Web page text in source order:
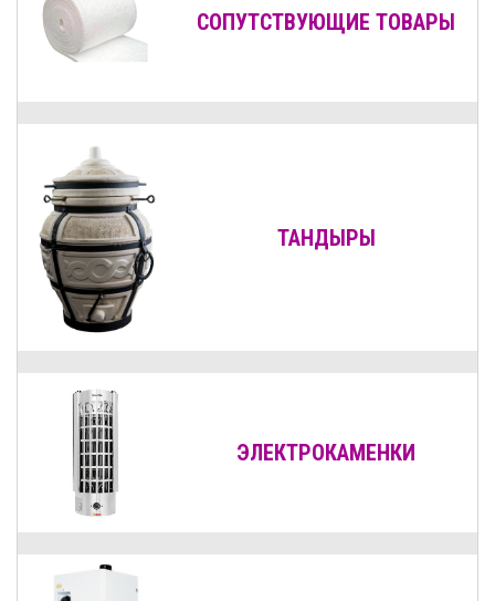
СОПУТСТВУЮЩИЕ ТОВАРЫ
ТАНДЫРЫ
ЭЛЕКТРОКАМЕНКИ